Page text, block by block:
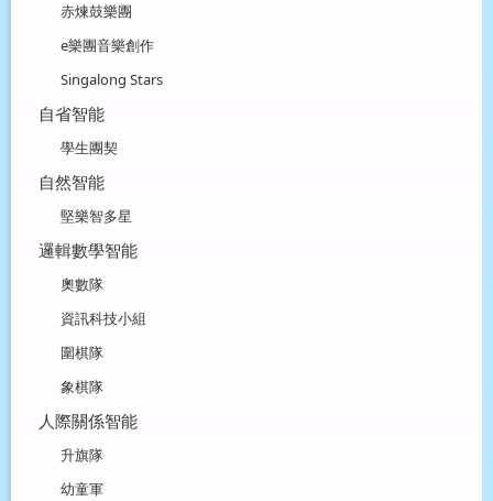
赤煉鼓樂團
e樂團音樂創作
Singalong Stars
自省智能
學生團契
自然智能
堅樂智多星
邏輯數學智能
奧數隊
資訊科技小組
圍棋隊
象棋隊
人際關係智能
升旗隊
幼童軍